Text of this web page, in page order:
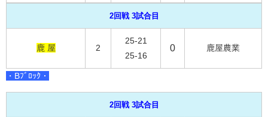
2回戦 3試合目
鹿 屋 2
25-21
25-16
0 鹿屋農業
・Bﾌﾞﾛｯｸ・
2回戦 3試合目